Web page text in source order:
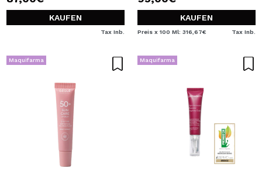
KAUFEN
Tax Inb.
KAUFEN
Preis x 100 Ml: 316,67€ Tax Inb.
Maquifarma Maquifarma